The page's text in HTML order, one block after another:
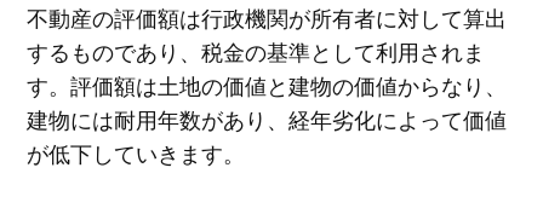
不動産の評価額は行政機関が所有者に対して算出
するものであり、税金の基準として利用されま
す。評価額は土地の価値と建物の価値からなり、
建物には耐用年数があり、経年劣化によって価値
が低下していきます。